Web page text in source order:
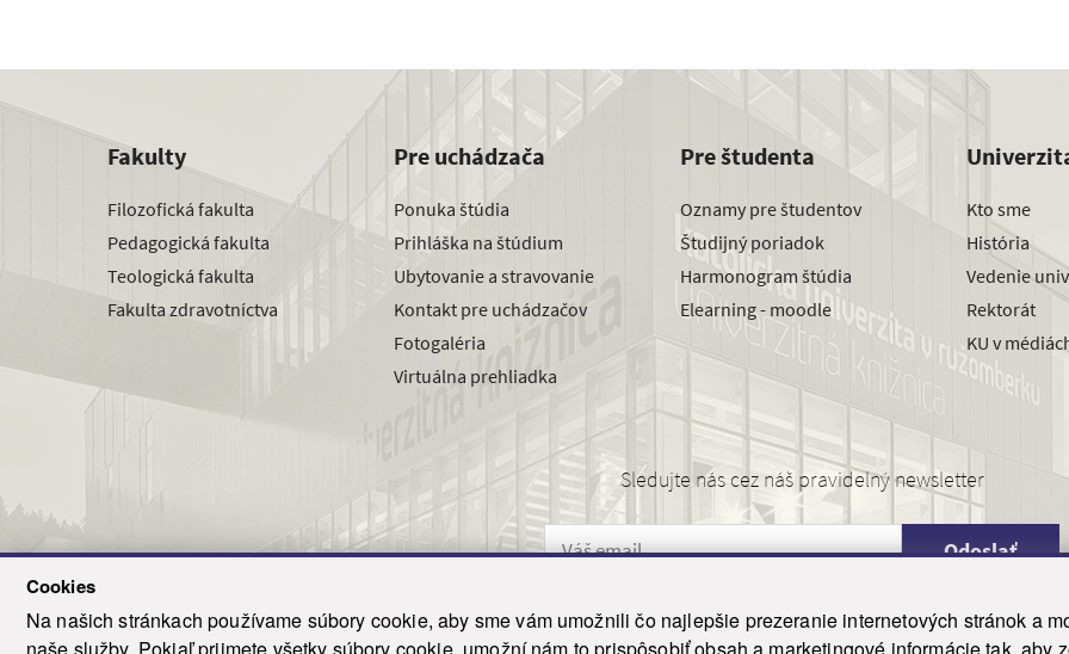
Cookies
Na našich stránkach používame súbory cookie, aby sme vám umožnili čo najlepšie prezeranie internetových stránok a
Fakulty
Filozofická fakulta
Pedagogická fakulta
Teologická fakulta
Fakulta zdravotníctva
Pre uchádzača
Ponuka štúdia
Prihláška na štúdium
Ubytovanie a stravovanie
Kontakt pre uchádzačov
Fotogaléria
Virtuálna prehliadka
Pre študenta
Oznamy pre študentov
Študijný poriadok
Harmonogram štúdia
Elearning - moodle
Kto sme
História
Vedenie
Rektorát
KU v
Sledujte nás cez náš pravidelný newsletter
Odoslať